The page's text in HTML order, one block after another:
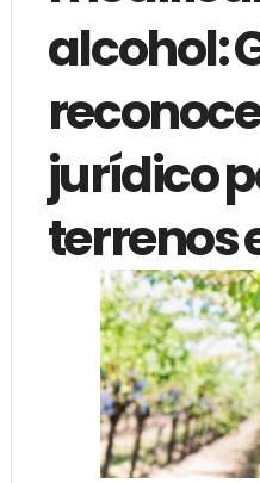
alcohol:
jurídico
terrenos